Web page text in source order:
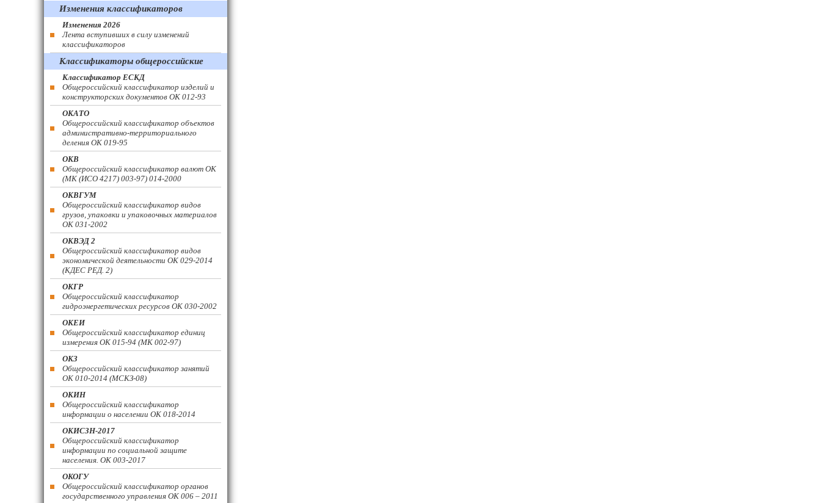
Изменения классификаторов
Изменения 2026
Лента вступивших в силу изменений
классификаторов
Классификаторы общероссийские
Классификатор ЕСКД
Общероссийский классификатор изделий и
конструкторских документов ОК 012-93
ОКАТО
Общероссийский классификатор объектов
административно-территориального
деления ОК 019-95
ОКВ
Общероссийский классификатор валют ОК
(МК (ИСО 4217) 003-97) 014-2000
ОКВГУМ
Общероссийский классификатор видов
грузов, упаковки и упаковочных материалов
ОК 031-2002
ОКВЭД 2
Общероссийский классификатор видов
экономической деятельности ОК 029-2014
(КДЕС РЕД. 2)
ОКГР
Общероссийский классификатор
гидроэнергетических ресурсов ОК 030-2002
ОКЕИ
Общероссийский классификатор единиц
измерения ОК 015-94 (МК 002-97)
ОКЗ
Общероссийский классификатор занятий
ОК 010-2014 (МСКЗ-08)
ОКИН
Общероссийский классификатор
информации о населении ОК 018-2014
ОКИСЗН-2017
Общероссийский классификатор
информации по социальной защите
населения. ОК 003-2017
ОКОГУ
Общероссийский классификатор органов
государственного управления ОК 006 – 2011